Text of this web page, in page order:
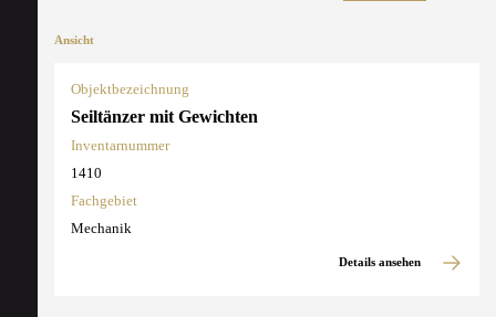
Ansicht
Objektbezeichnung
Seiltänzer mit Gewichten
Inventarnummer
1410
Fachgebiet
Mechanik
Details ansehen